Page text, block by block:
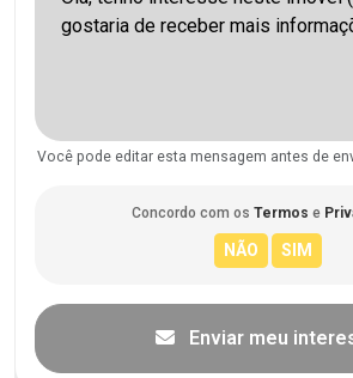
Você pode editar esta mensagem antes de
Concordo com os Termos e
Enviar meu